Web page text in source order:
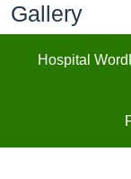
Gallery
Hospital